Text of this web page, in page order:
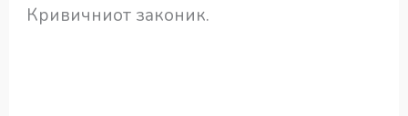
Кривичниот законик.